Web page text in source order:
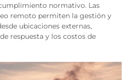
normativo. Las
remoto permiten la gestión y
ubicaciones externas,
respuesta y los costos de